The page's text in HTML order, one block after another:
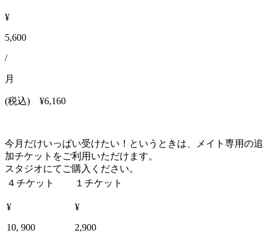
¥
5,600
/
月
(税込) ¥6,160
今月だけいっぱい受けたい！というときは、メイト専用の追
加チケットをご利用いただけます。
スタジオにてご購入ください。
４チケット
１チケット
¥
10, 900
¥
2,900